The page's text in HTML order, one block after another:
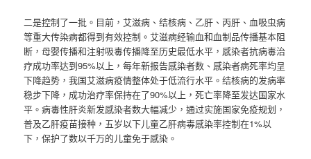
二是控制了一批。目前，艾滋病、结核病、乙肝、丙肝、血吸虫病
等重大传染病都得到有效控制。艾滋病经输血和血制品传播基本阻
断，母婴传播和注射吸毒传播降至历史最低水平，感染者抗病毒治
疗成功率达到95%以上，每年新报告感染者数、感染者病死率均呈
下降趋势，我国艾滋病疫情整体处于低流行水平。结核病的发病率
稳步下降，成功治疗率保持在了90%以上，死亡率降至发达国家水
平。病毒性肝炎新发感染者数大幅减少，通过实施国家免疫规划，
普及乙肝疫苗接种，五岁以下儿童乙肝病毒感染率控制在1%以
下，保护了数以千万的儿童免于感染。